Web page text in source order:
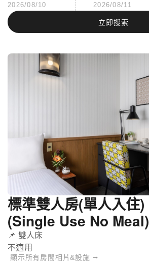
2026/08/10
2026/08/11
立即搜索
標準雙人房(單人入住)
(Single Use No Meal)
📌 雙人床
不適用
顯示所有房間相片&設施 ⭢